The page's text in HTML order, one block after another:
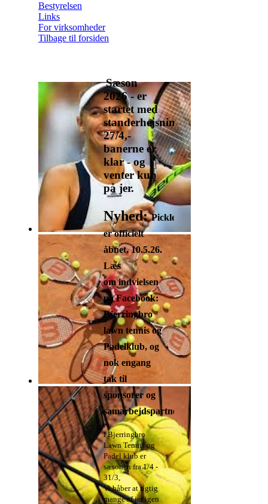
Bestyrelsen
Links
For virksomheder
Tilbage til forsiden
Sæson
2026 - er
startet med
standerhejsning
27/4,-
banerne er
klar - og
venter kun
på jer.
Nyhed:Pickleballbanerne
er officielt
åbnet, 10.5.26.
Læs
om indvielsen
på Facebook:
Bjerringbro
lawn tennis og
Padelklub, og
nok engang
tak til
sponsorer og
samarbejdspartnere
I Bjerringbro
Lawn Tennis og
Padel klub er
sæsonen fra 1/4 -
31/3,
Vi håber at rigtig
mange af jer igen